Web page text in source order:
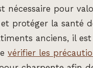
nécessaire pour
protéger la santé
anciens, il est
vérifier les